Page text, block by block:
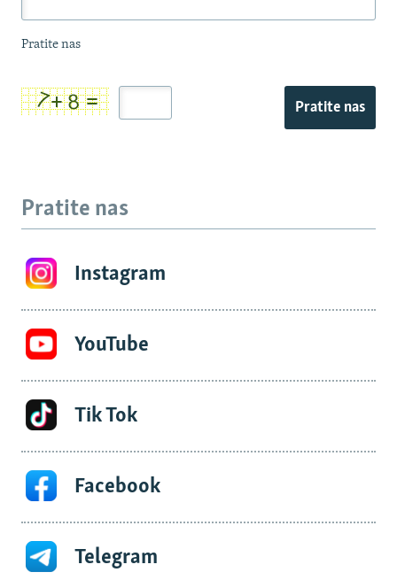
Pratite nas
Pratite nas
Pratite nas
Instagram
YouTube
Tik Tok
Facebook
Telegram